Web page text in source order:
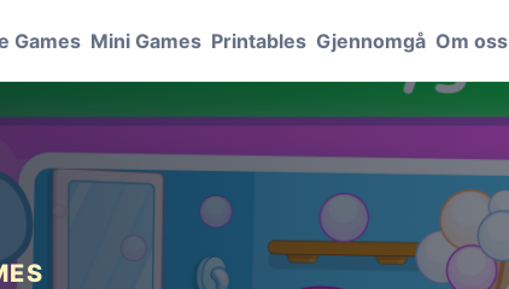
Games Mini Games Printables Gjennomgå Om oss